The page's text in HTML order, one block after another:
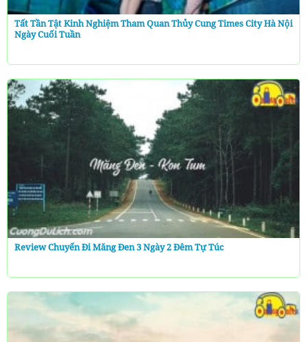
Tất Tần Tật Kinh Nghiệm Tham Quan Thủy Cung Times City Hà Nội
Ngày Cuối Tuần
Review Chuyến Đi Măng Đen 3 Ngày 2 Đêm Tự Túc